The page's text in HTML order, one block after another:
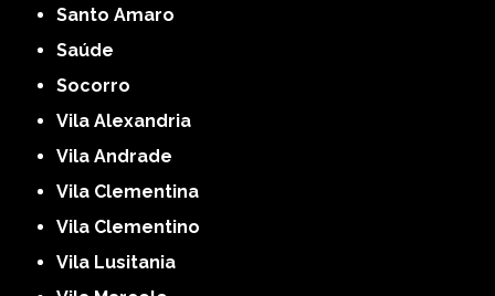
Santo Amaro
Saúde
Socorro
Vila Alexandria
Vila Andrade
Vila Clementina
Vila Clementino
Vila Lusitania